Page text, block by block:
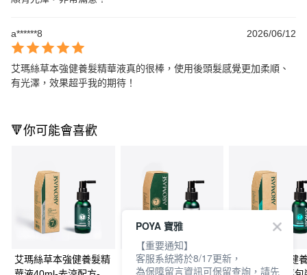
a******8 2026/06/12
艾瑪絲草本強健養髮精華液真的很棒，使用後頭髮感覺更加柔順、
有光澤，效果超乎我的期待！
🔻你可能會喜歡
艾瑪絲草本強健養髮精
艾瑪絲草本強健養髮精
艾瑪絲草本強健
POYA 寶雅
【重要通知】
客服系統將於8/17更新，
為保障留言資訊可保留查詢，請先